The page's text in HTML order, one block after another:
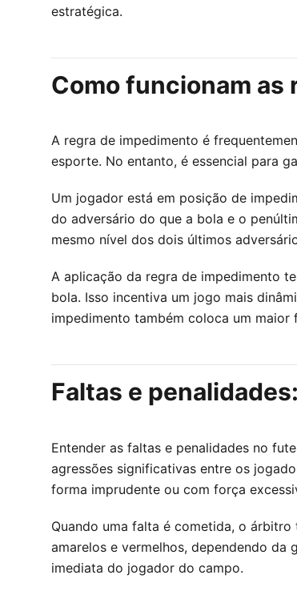
estratégica.
Como funcionam as
A regra de impedimento é
esporte. No entanto, é essencial para
Um jogador está em posição de
do adversário do que a bola e o
mesmo nível dos dois últimos
A aplicação da regra de impedimento
bola. Isso incentiva um jogo mais
impedimento também coloca um
Faltas e
Entender as faltas e penalidades no
agressões significativas entre os
forma imprudente ou com força
Quando uma falta é cometida, o
amarelos e vermelhos, dependendo
imediata do jogador do campo.